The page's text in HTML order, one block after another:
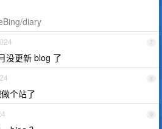
diary
7
没更新 blog 了
8
个站了
9